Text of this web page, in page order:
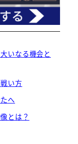
いなる機会と
い方
へ
とは？